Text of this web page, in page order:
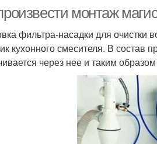
монтаж
фильтра-насадки для очистки
кухонного смесителя. В состав
через нее и таким